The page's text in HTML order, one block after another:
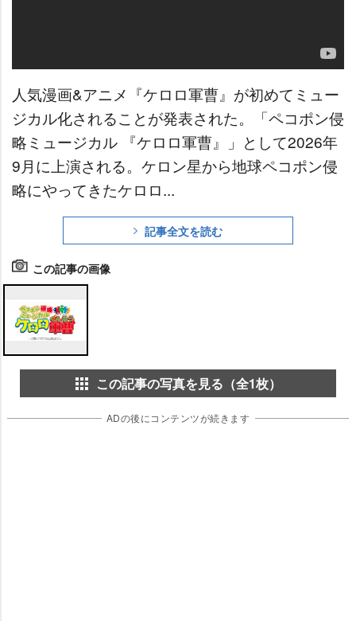
人気漫画&アニメ『ケロロ軍曹』が初めてミュー
ジカル化されることが発表された。「ペコポン侵
略ミュージカル 『ケロロ軍曹』」として2026年
9月に上演される。ケロン星から地球ペコポン侵
略にやってきたケロロ...
記事全文を読む
この記事の画像
この記事の写真を見る（全1枚）
ADの後にコンテンツが続きます